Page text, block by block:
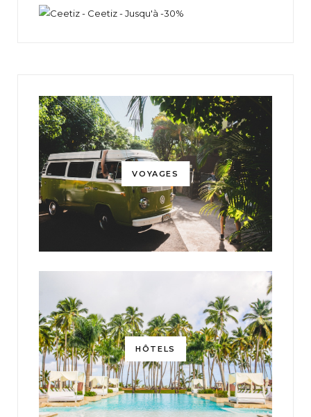
VOYAGES
HÔTELS